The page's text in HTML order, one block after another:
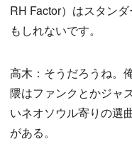
RH Factor）はスタン
もしれないです。
高木：そうだろうね。
隈はファンクとかジャ
いネオソウル寄りの選
がある。